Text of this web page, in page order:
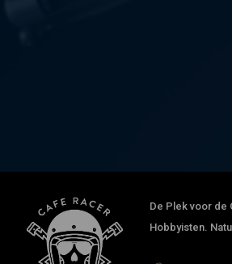
De Plek voor de
Hobbyisten.